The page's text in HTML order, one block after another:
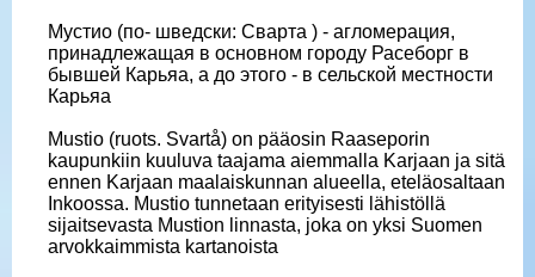
Мустио (по- шведски: Сварта ) - агломерация,
принадлежащая в основном городу Расеборг в
бывшей Карьяа, а до этого - в сельской местности
Карьяа
Mustio (ruots. Svartå) on pääosin Raaseporin
kaupunkiin kuuluva taajama aiemmalla Karjaan ja sitä
ennen Karjaan maalaiskunnan alueella, eteläosaltaan
Inkoossa. Mustio tunnetaan erityisesti lähistöllä
sijaitsevasta Mustion linnasta, joka on yksi Suomen
arvokkaimmista kartanoista